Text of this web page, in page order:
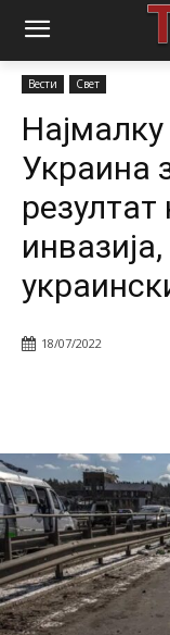
Почетна
Вести Свет
Украина
резултат
18/07/2022